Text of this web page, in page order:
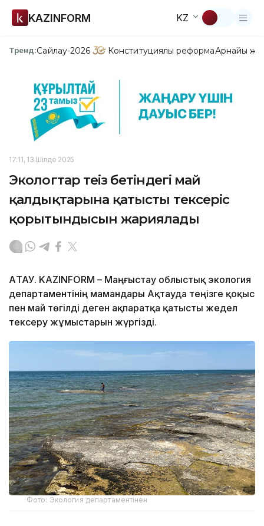
KAZINFORM KZ
Тренд:Сайлау-2026 Конституциялық реформаАрнайы
17:11, 13 Шілде 2025
Экологтар теңіз бетіндегі май
қалдықтарына қатысты тексеріс
қорытындысын жариялады
АҚТАУ. KAZINFORM – Маңғыстау облыстық экология
департаментінің мамандары Ақтауда теңізге қоқыс
пен май төгілді деген ақпаратқа қатысты жедел
тексеру жұмыстарын жүргізді.
Фото: Экология департаментінен